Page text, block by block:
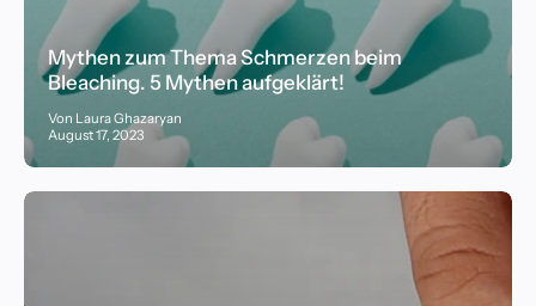
Mythen zum Thema Schmerzen beim
Bleaching. 5 Mythen aufgeklärt!
Von Laura Ghazaryan
August 17, 2023